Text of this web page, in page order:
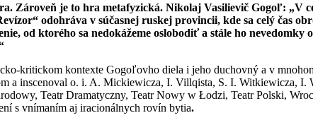
Zároveň je to hra metafyzická. Nikolaj Vasilievič Gogoľ: „V
odohráva v súčasnej ruskej provincii, kde sa celý čas
od ktorého sa nedokážeme oslobodiť a stále ho
kritickom kontexte Gogoľovho diela i jeho duchovný a v
a inscenoval o. i. A. Mickiewicza, I. Villqista, S. I. Witkiewicza, I.
Teatr Dramatyczny, Teatr Nowy w Łodzi, Teatr Polski,
s vnímaním aj iracionálnych rovín bytia.